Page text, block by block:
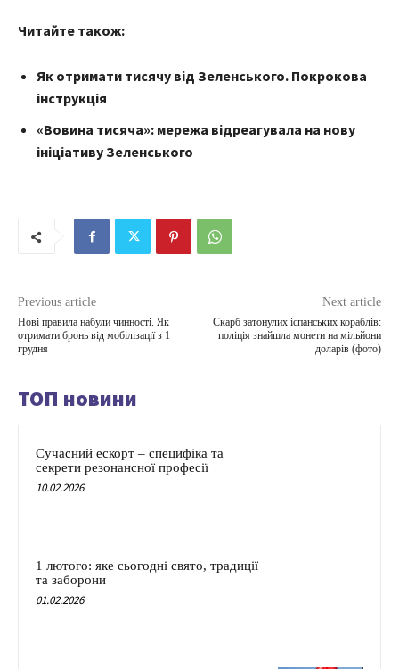
Читайте також:
Як отримати тисячу від Зеленського. Покрокова
інструкція
«Вовина тисяча»: мережа відреагувала на нову
ініціативу Зеленського
Previous article
Нові правила набули чинності. Як
отримати бронь від мобілізації з 1
грудня
Next article
Скарб затонулих іспанських кораблів:
поліція знайшла монети на мільйони
доларів (фото)
ТОП новини
Сучасний ескорт – специфіка та
секрети резонансної професії
10.02.2026
1 лютого: яке сьогодні свято, традиції
та заборони
01.02.2026